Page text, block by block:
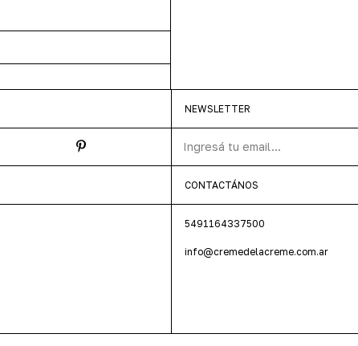
NEWSLETTER
CONTACTÁNOS
5491164337500
info@cremedelacreme.com.ar